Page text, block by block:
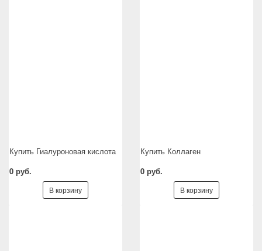
Купить Гиалуроновая кислота
0 руб.
В корзину
Купить Коллаген
0 руб.
В корзину